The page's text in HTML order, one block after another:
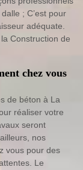
; C’est pour
adéquate.
Construction de
chez vous
de béton à La
réaliser votre
seront
nos
vous pour des
Le